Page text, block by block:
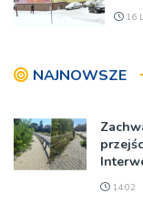
16
NAJNOWSZE
14:02